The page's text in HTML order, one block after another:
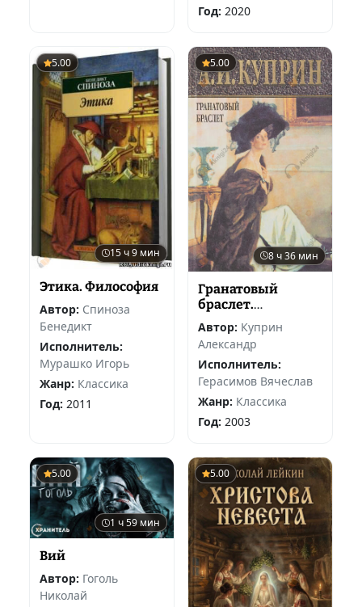
Год: 2020
5.00
15 ч 9 мин
Этика. Философия
Автор: Спиноза
Бенедикт
Исполнитель:
Мурашко Игорь
Жанр: Классика
Год: 2011
5.00
8 ч 36 мин
Гранатовый
браслет.
Избранное
Автор: Куприн
Александр
Исполнитель:
Герасимов Вячеслав
Жанр: Классика
Год: 2003
5.00
1 ч 59 мин
Вий
Автор: Гоголь
Николай
5.00